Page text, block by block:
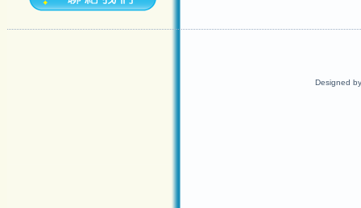
Designed